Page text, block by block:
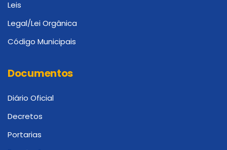
Leis
Legal/Lei Orgânica
Código Municipais
Documentos
Diário Oficial
Decretos
Portarias